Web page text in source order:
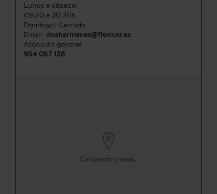
Lunes a sábado:
09:30 a 20:30h
Domingo: Cerrado
Email: doshermanas@flexicar.es
Atención general
954 057 138
Cargando mapa...